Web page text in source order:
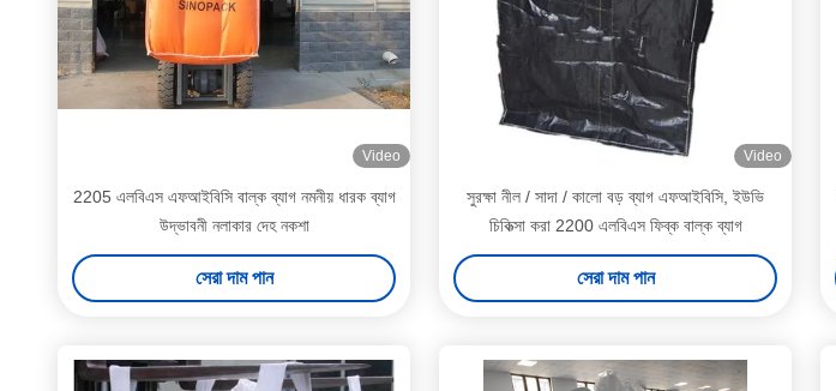
Video
2205 এলবিএস এফআইবিসি বাল্ক ব্যাগ নমনীয় ধারক ব্যাগ
উদ্ভাবনী নলাকার দেহ নকশা
সেরা দাম পান
Video
সুরক্ষা নীল / সাদা / কালো বড় ব্যাগ এফআইবিসি, ইউভি
চিকিত্সা করা 2200 এলবিএস ফিব্ক বাল্ক ব্যাগ
সেরা দাম পান